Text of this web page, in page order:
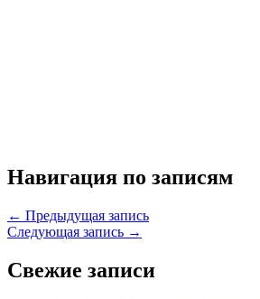
Навигация по записям
← Предыдущая запись
Следующая запись →
Свежие записи